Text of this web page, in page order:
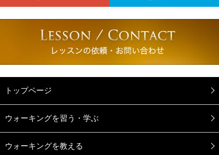
トップページ
ウォーキングを習う・学ぶ
ウォーキングを教える